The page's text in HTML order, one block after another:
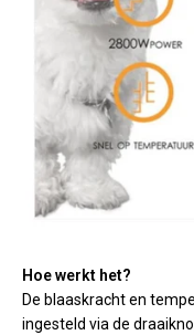
Hoe werkt het?
De blaaskracht en
ingesteld via de